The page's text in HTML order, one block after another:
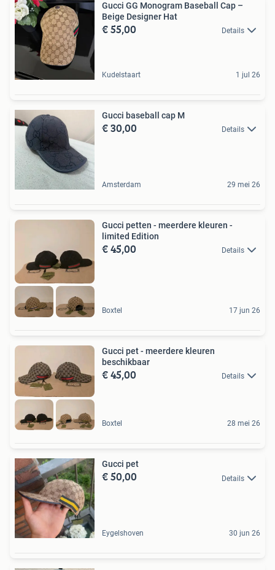
Gucci GG Monogram Baseball Cap –
Beige Designer Hat
€ 55,00 Details
Kudelstaart 1 jul 26
Gucci baseball cap M
€ 30,00 Details
Amsterdam 29 mei 26
Gucci petten - meerdere kleuren -
limited Edition
€ 45,00 Details
Boxtel 17 jun 26
Gucci pet - meerdere kleuren
beschikbaar
€ 45,00 Details
Boxtel 28 mei 26
Gucci pet
€ 50,00 Details
Eygelshoven 30 jun 26